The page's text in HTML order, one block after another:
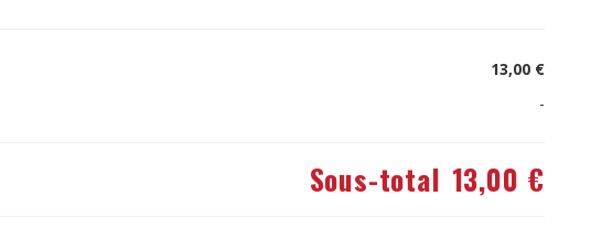
13,00 €
-
Sous-total 13,00 €